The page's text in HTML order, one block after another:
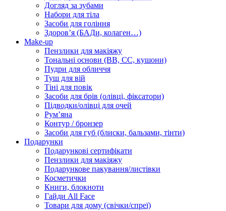
Догляд за зубами
Набори для тіла
Засоби для гоління
Здоровʼя (БАДи, колаген…)
Make-up
Пензлики для макіяжу
Тональні основи (BB, CC, кушони)
Пудри для обличчя
Туш для вій
Тіні для повік
Засоби для брів (олівці, фіксатори)
Підводки/олівці для очей
Румʼяна
Контур / бронзер
Засоби для губ (блиски, бальзами, тінти)
Подарунки
Подарункові сертифікати
Пензлики для макіяжу
Подарункове пакування/листівки
Косметички
Книги, блокноти
Гайди All Face
Товари для дому (свічки/спреї)